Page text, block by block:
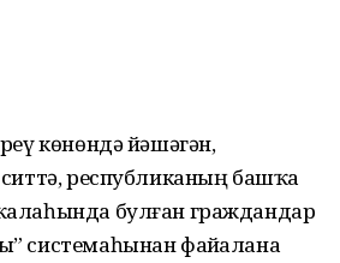
көнөндә йәшә­гән,
ситтә, республи­каның башҡа
булған граждандар
системаһынан файҙалана